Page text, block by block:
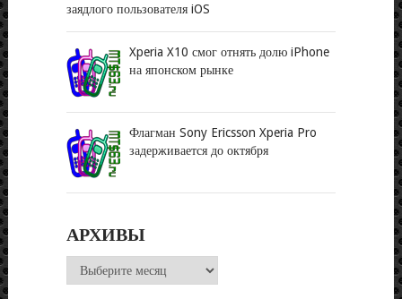
заядлого пользователя iOS
Xperia X10 смог отнять долю iPhone
на японском рынке
Флагман Sony Ericsson Xperia Pro
задерживается до октября
АРХИВЫ
Архивы